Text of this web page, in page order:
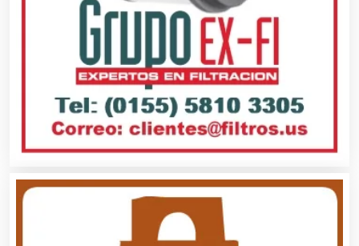
Aluminio
Análisis Clínicos